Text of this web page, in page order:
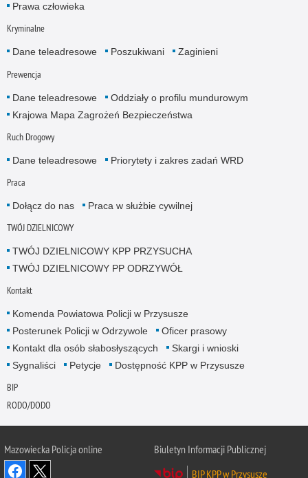
Prawa człowieka
Kryminalne
Dane teleadresowe Poszukiwani Zaginieni
Prewencja
Dane teleadresowe
Oddziały o profilu mundurowym
Krajowa Mapa Zagrożeń Bezpieczeństwa
Ruch Drogowy
Dane teleadresowe Priorytety i zakres zadań WRD
Praca
Dołącz do nas Praca w służbie cywilnej
TWÓJ DZIELNICOWY
TWÓJ DZIELNICOWY KPP PRZYSUCHA
TWÓJ DZIELNICOWY PP ODRZYWÓŁ
Kontakt
Komenda Powiatowa Policji w Przysusze
Posterunek Policji w Odrzywole
Oficer prasowy
Kontakt dla osób słabosłyszących
Skargi i wnioski
Sygnaliści
Petycje Dostępność KPP w Przysusze
BIP
RODO/DODO
Mazowiecka Policja online
Biuletyn Informacji Publicznej
BIP KPP w Przysusze